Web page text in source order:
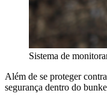
Sistema de
Além de se proteger
segurança dentro do